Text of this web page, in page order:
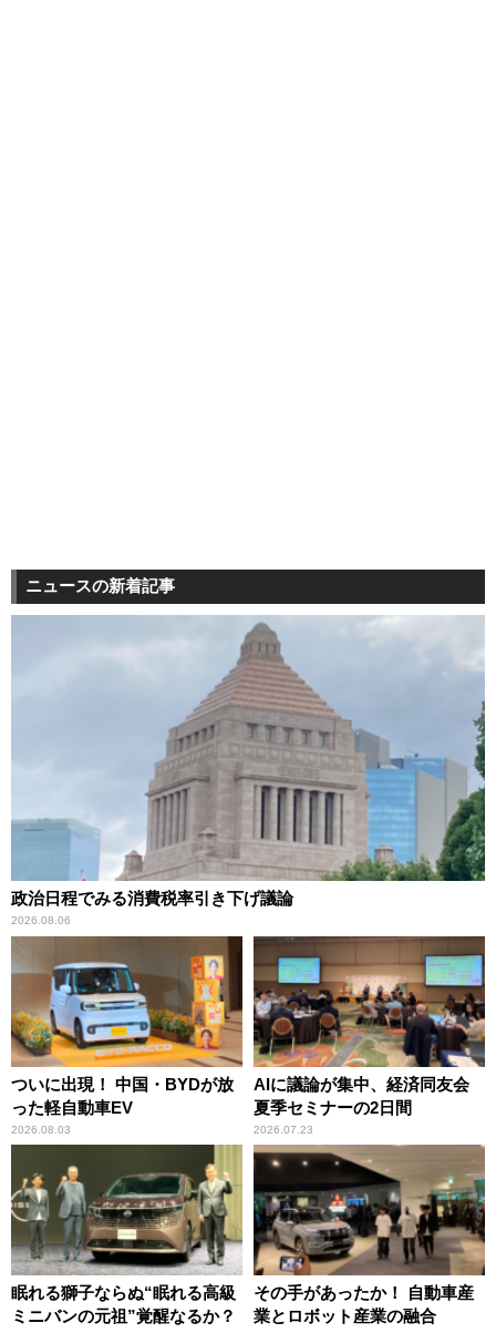
ニュースの新着記事
政治日程でみる消費税率引き下げ議論
2026.08.06
ついに出現！ 中国・BYDが放
った軽自動車EV
2026.08.03
AIに議論が集中、経済同友会
夏季セミナーの2日間
2026.07.23
眠れる獅子ならぬ“眠れる高級
ミニバンの元祖”覚醒なるか？
その手があったか！ 自動車産
業とロボット産業の融合